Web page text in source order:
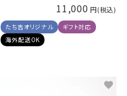
11,000
たち吉オリジナル
ギフト対応
海外配送OK